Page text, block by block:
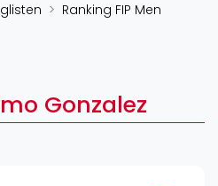
Ranking FIP Men
Gonzalez